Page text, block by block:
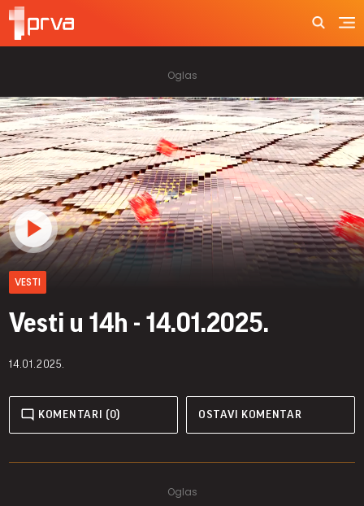
VESTI
Vesti u 14h - 14.01.2025.
14.01.2025.
KOMENTARI (0) OSTAVI KOMENTAR